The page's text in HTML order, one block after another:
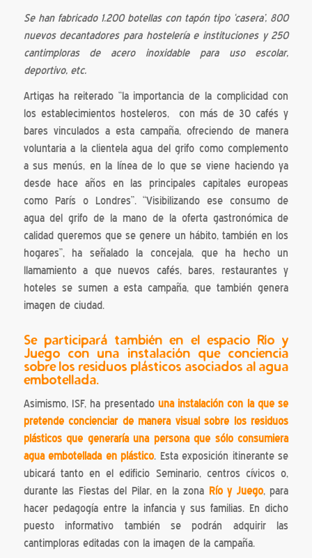
Se han fabricado 1.200 botellas con tapón tipo ‘casera’, 800
nuevos decantadores para hostelería e instituciones y 250
cantimploras de acero inoxidable para uso escolar,
deportivo, etc.
Artigas ha reiterado “la importancia de la complicidad con
los establecimientos hosteleros, con más de 30 cafés y
bares vinculados a esta campaña, ofreciendo de manera
voluntaria a la clientela agua del grifo como complemento
a sus menús, en la línea de lo que se viene haciendo ya
desde hace años en las principales capitales europeas
como París o Londres”. “Visibilizando ese consumo de
agua del grifo de la mano de la oferta gastronómica de
calidad queremos que se genere un hábito, también en los
hogares”, ha señalado la concejala, que ha hecho un
llamamiento a que nuevos cafés, bares, restaurantes y
hoteles se sumen a esta campaña, que también genera
imagen de ciudad.
Se participará también en el espacio Río y
Juego con una instalación que conciencia
sobre los residuos plásticos asociados al agua
embotellada.
Asimismo, ISF, ha presentado una instalación con la que se
pretende concienciar de manera visual sobre los residuos
plásticos que generaría una persona que sólo consumiera
agua embotellada en plástico. Esta exposición itinerante se
ubicará tanto en el edificio Seminario, centros cívicos o,
durante las Fiestas del Pilar, en la zona Río y Juego, para
hacer pedagogía entre la infancia y sus familias. En dicho
puesto informativo también se podrán adquirir las
cantimploras editadas con la imagen de la campaña.